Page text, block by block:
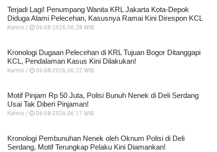
Terjadi Lagi! Penumpang Wanita KRL Jakarta Kota-Depok
Diduga Alami Pelecehan, Kasusnya Ramai Kini Direspon KCL
Kamis / 06-08-2026,06:28 WIB
Kronologi Dugaan Pelecehan di KRL Tujuan Bogor Ditanggapi
KCL, Pendalaman Kasus Kini Dilakukan!
Kamis / 06-08-2026,06:22 WIB
Motif Pinjam Rp 50 Juta, Polisi Bunuh Nenek di Deli Serdang
Usai Tak Diberi Pinjaman!
Kamis / 06-08-2026,06:17 WIB
Kronologi Pembunuhan Nenek oleh Oknum Polisi di Deli
Serdang, Motif Terungkap Pelaku Kini Diamankan!